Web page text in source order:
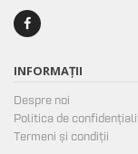
INFORMAȚII
Despre noi
Politica de
Termeni și condiții